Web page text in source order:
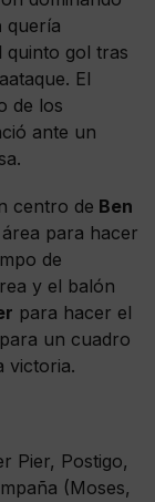
quería
quinto gol tras
El
de los
ante un
centro de Ben
para hacer
de
y el balón
para hacer el
un cuadro
victoria.
Pier, Postigo,
(Moses,